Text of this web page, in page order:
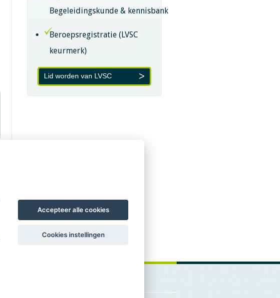
Begeleidingskunde & kennisbank
Beroepsregistratie (LVSC
keurmerk)
Lid worden van LVSC
Accepteer alle cookies
Cookies instellingen